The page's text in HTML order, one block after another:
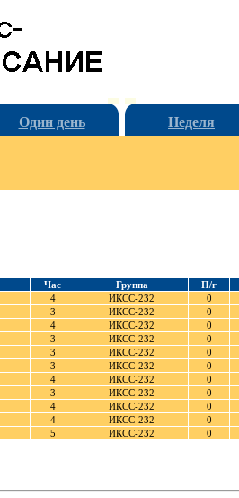
Один день Неделя
Час Группа
П/г
4 ИКСС-232
0
3 ИКСС-232
0
4 ИКСС-232
0
3 ИКСС-232
0
3 ИКСС-232
0
3 ИКСС-232
0
4 ИКСС-232
0
3 ИКСС-232
0
4 ИКСС-232
0
4 ИКСС-232
0
5 ИКСС-232 0